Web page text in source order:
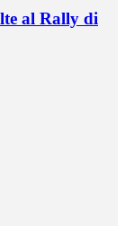
al Rally di